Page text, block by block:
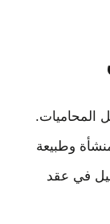
المحاميات.
وطبيعة
في عقد